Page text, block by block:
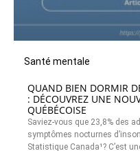
Santé mentale
QUAND BIEN DORMIR
: DÉCOUVREZ UNE
QUÉBÉCOISE
Saviez-vous que 23,8% des
symptômes nocturnes
Statistique Canada¹? C’est